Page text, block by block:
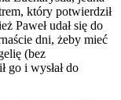
który potwierdził
Paweł udał się do
dni, żeby mieć
(bez
go i wysłał do